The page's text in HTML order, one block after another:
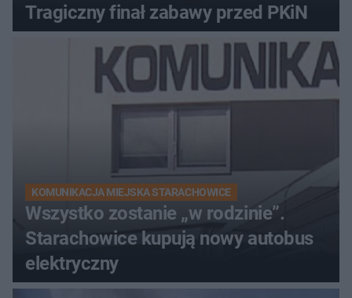
Tragiczny finał zabawy przed PKiN
KOMUNIKACJA MIEJSKA STARACHOWICE
Wszystko zostanie „w rodzinie”.
Starachowice kupują nowy autobus
elektryczny